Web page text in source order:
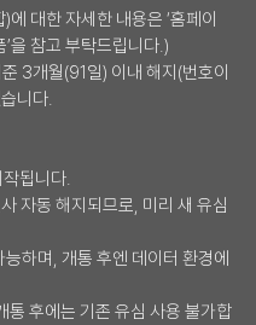
대한 자세한 내용은 ‘홈페이
을 참고 부탁드립니다.)
3개월(91일) 이내 해지(번호이
니다.
됩니다.
자동 해지되므로, 미리 새 유심
하며, 개통 후엔 데이터 환경에
통 후에는 기존 유심 사용 불가합